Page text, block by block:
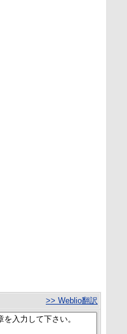
>> Weblio翻訳